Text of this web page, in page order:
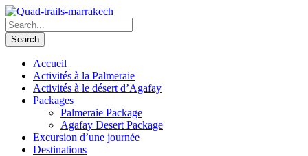
Accueil
Activités à la Palmeraie
Activités à le désert d’Agafay
Packages
Palmeraie Package
Agafay Desert Package
Excursion d’une journée
Destinations